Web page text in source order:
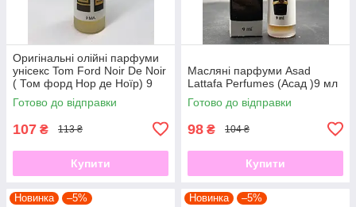
Оригінальні олійні парфуми
унісекс Tom Ford Noir De Noir
( Том форд Нор де Ноїр) 9
мл
Готово до відправки
107 ₴ 113 ₴
Купити
Масляні парфуми Asad
Lattafa Perfumes (Асад )9 мл
Готово до відправки
98 ₴ 104 ₴
Купити
Новинка –5% Новинка –5%